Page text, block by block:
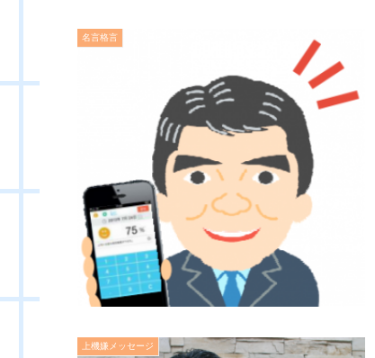
名言格言
上機嫌メッセージ